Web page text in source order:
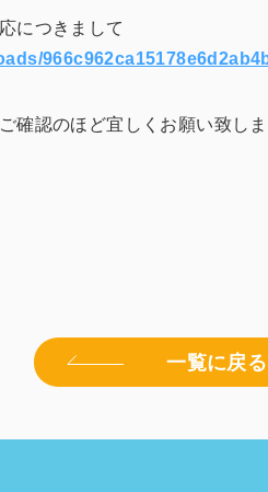
につきまして
確認のほど宜しくお願い致しま
一覧に戻る